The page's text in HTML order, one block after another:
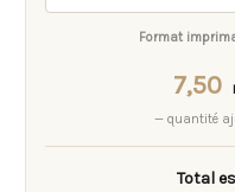
Format
7,50
— quantité
Total